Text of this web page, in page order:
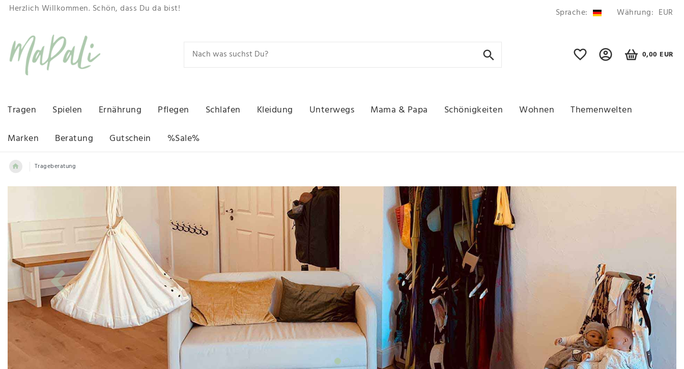
Herzlich Willkommen. Schön, dass Du da bist! Sprache: Währung: EUR
0,00 EUR
Tragen Spielen Ernährung Pflegen Schlafen Kleidung Unterwegs Mama & Papa Schönigkeiten Wohnen
Themenwelten
Marken
Beratung Gutschein %Sale%
Trageberatung